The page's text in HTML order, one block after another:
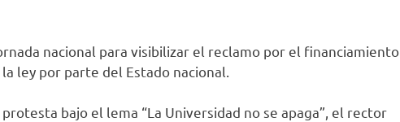
nacional para visibilizar el reclamo por el financiamiento
ley por parte del Estado nacional.
bajo el lema “La Universidad no se apaga”, el rector